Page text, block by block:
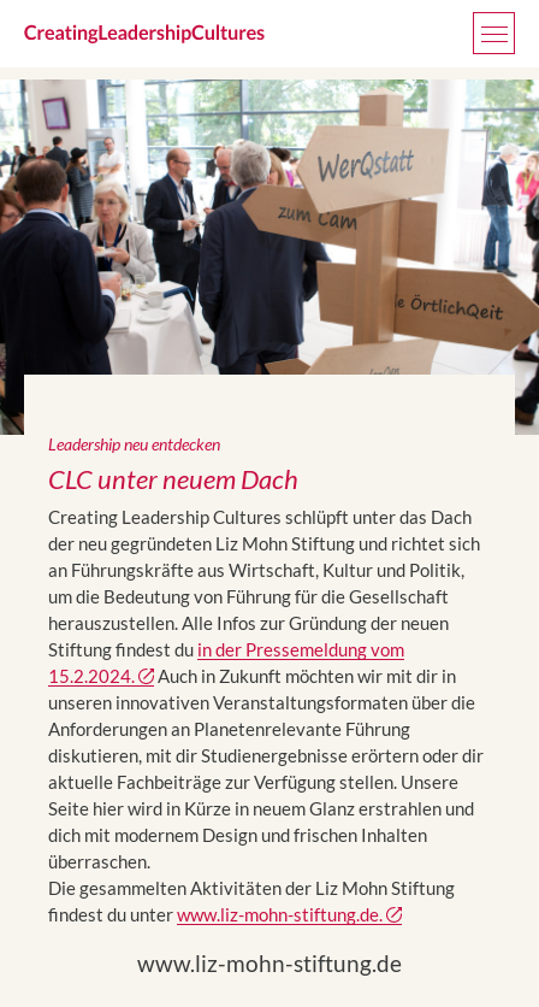
Zum Inhalt springen
Leadership neu entdecken:
CLC unter neuem Dach
Creating Leadership Cultures schlüpft unter das Dach
der neu gegründeten Liz Mohn Stiftung und richtet sich
an Führungskräfte aus Wirtschaft, Kultur und Politik,
um die Bedeutung von Führung für die Gesellschaft
herauszustellen. Alle Infos zur Gründung der neuen
Stiftung findest du in der Pressemeldung vom
15.2.2024.
Auch in Zukunft möchten wir mit dir in
unseren innovativen Veranstaltungsformaten über die
Anforderungen an Planetenrelevante Führung
diskutieren, mit dir Studienergebnisse erörtern oder dir
aktuelle Fachbeiträge zur Verfügung stellen. Unsere
Seite hier wird in Kürze in neuem Glanz erstrahlen und
dich mit modernem Design und frischen Inhalten
überraschen.
Die gesammelten Aktivitäten der Liz Mohn Stiftung
findest du unterwww.liz-mohn-stiftung.de.
www.liz-mohn-stiftung.de